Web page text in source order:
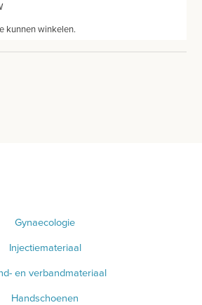
NIET GEVONDEN?
kunnen winkelen.
Gynaecologie
Injectiemateriaal
en verbandmateriaal
Handschoenen